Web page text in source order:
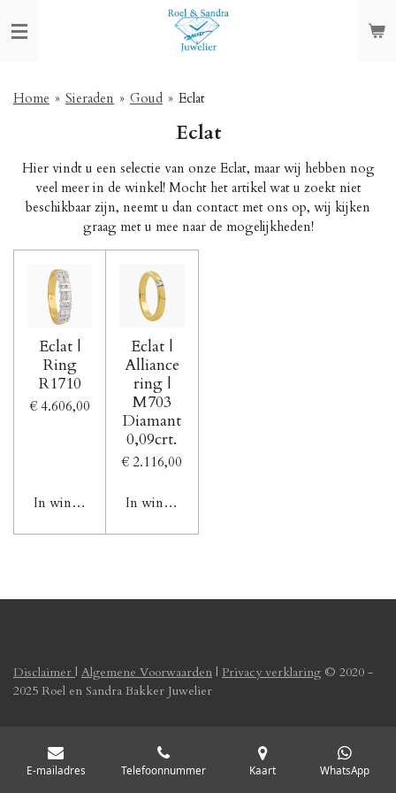
direct
hoofdinhoud
Home » Sieraden » Goud » Eclat
Eclat
Hier vindt u een selectie van onze Eclat, maar wij hebben nog
veel meer in de winkel! Mocht het artikel wat u zoekt niet
beschikbaar zijn, neemt u dan contact met ons op, wij kijken
graag met u mee naar de mogelijkheden!
Eclat |
Ring
R1710
€ 4.606,00
In winkelwagen
Eclat |
Alliance
ring |
M703
Diamant
0,09crt.
€ 2.116,00
In winkelwagen
Disclaimer | Algemene Voorwaarden | Privacy verklaring © 2020 -
2025 Roel en Sandra Bakker Juwelier
E-mailadres Telefoonnummer Kaart WhatsApp